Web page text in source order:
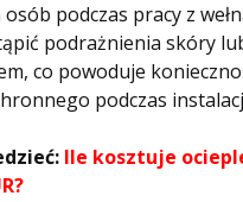
podczas pracy z
podrażnienia skóry
co powoduje
podczas
Ile kosztuje